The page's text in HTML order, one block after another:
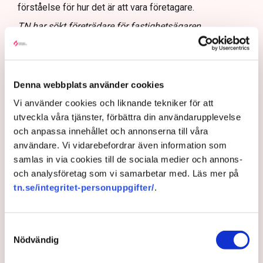
Denna webbplats använder cookies
Vi använder cookies och liknande tekniker för att
utveckla våra tjänster, förbättra din användarupplevelse
och anpassa innehållet och annonserna till våra
användare. Vi vidarebefordrar även information som
samlas in via cookies till de sociala medier och annons-
och analysföretag som vi samarbetar med. Läs mer på
tn.se/integritet-personuppgifter/.
Nödvändig
förståelse för hur det är att vara företagare.
TN har sökt företrädare för fastighetsägaren
Stadsrum.
företagsklimatet har placerat Norrköping långt ner i
Svenskt Näringslivs ranking över företagsklimatet.
Nu vill kommunen vända nedgången. ”Vi måste
ändra kulturen som råder”, säger kommunalrådet
Tomas Tekmen.
På kartan över det lokala företagsklimatet i Sverige
Visserligen har kommunen klättrat tio placeringar i
253 av landets 290 kommuner.